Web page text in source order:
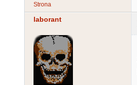
Strona
laborant